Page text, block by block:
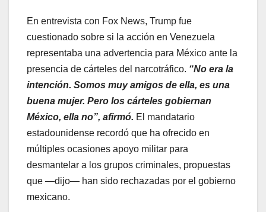
En entrevista con Fox News, Trump fue
cuestionado sobre si la acción en Venezuela
representaba una advertencia para México ante la
presencia de cárteles del narcotráfico. “No era la
intención. Somos muy amigos de ella, es una
buena mujer. Pero los cárteles gobiernan
México, ella no”, afirmó. El mandatario
estadounidense recordó que ha ofrecido en
múltiples ocasiones apoyo militar para
desmantelar a los grupos criminales, propuestas
que —dijo— han sido rechazadas por el gobierno
mexicano.